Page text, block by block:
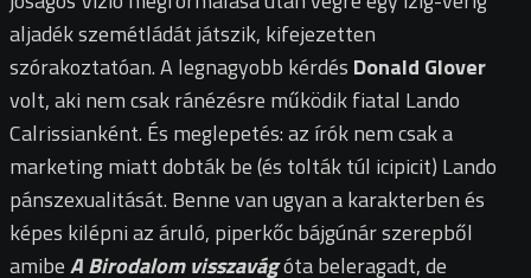
aljadék szemétládát játszik, kifejezetten
szórakoztatóan. A legnagyobb kérdés Donald Glover
volt, aki nem csak ránézésre működik fiatal Lando
Calrissianként. És meglepetés: az írók nem csak a
marketing miatt dobták be (és tolták túl icipicit) Lando
pánszexualitását. Benne van ugyan a karakterben és
képes kilépni az áruló, piperkőc bájgúnár szerepből
amibeA Birodalom visszavágóta beleragadt, de